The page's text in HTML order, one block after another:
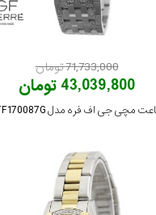
71,733,000 تومان
43,039,800 تومان